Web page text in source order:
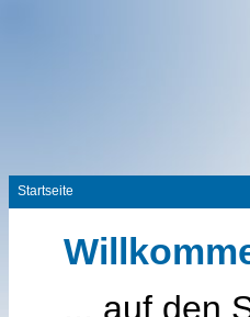
Startseite
... auf den